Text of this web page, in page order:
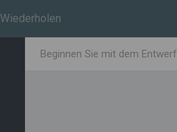
Wiederholen
Beginnen Sie mit dem